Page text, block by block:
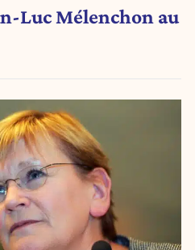
Luc Mélenchon au